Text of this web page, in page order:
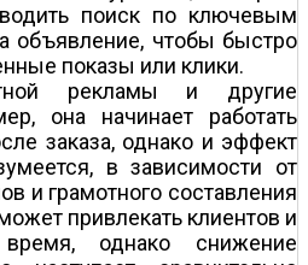
поиск по ключевым
объявление, чтобы быстро
показы или клики.
рекламы и другие
она начинает работать
заказа, однако и эффект
в зависимости от
и грамотного составления
привлекать клиентов и
однако снижение